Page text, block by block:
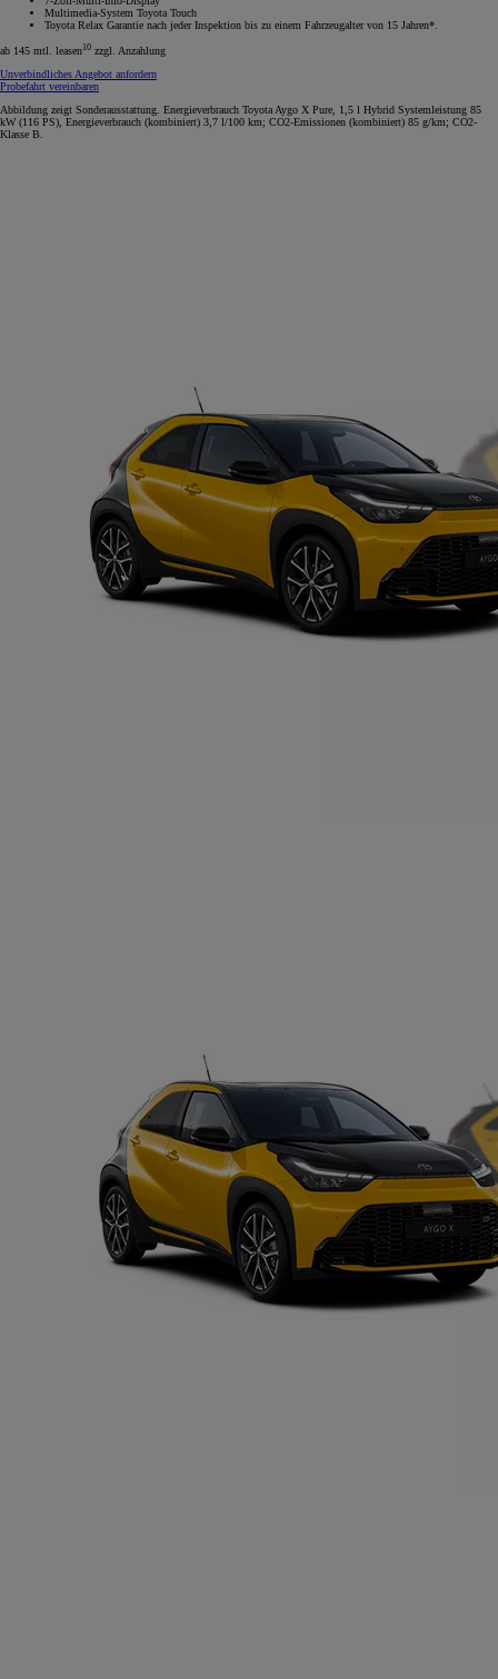
Multimedia-System Toyota Touch
Toyota Relax Garantie nach jeder Inspektion bis zu einem Fahrzeugalter von 15 Jahren*.
ab 145 mtl. leasen10 zzgl. Anzahlung
Unverbindliches Angebot anfordern
Probefahrt vereinbaren
Abbildung zeigt Sonderausstattung. Energieverbrauch Toyota Aygo X Pure, 1,5 l Hybrid Systemleistung 85
kW (116 PS), Energieverbrauch (kombiniert) 3,7 l/100 km; CO2-Emissionen (kombiniert) 85 g/km; CO2-
Klasse B.